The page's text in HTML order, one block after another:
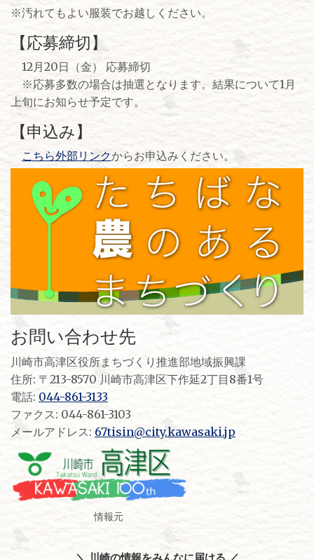
※汚れてもよい服装でお越しください。
【応募締切】
12月20日（金） 応募締切
※応募多数の場合は抽選となります。結果について1月
上旬にお知らせ予定です。
【申込み】
こちら外部リンクからお申込みください。
お問い合わせ先
川崎市高津区役所まちづくり推進部地域振興課
住所: 〒213-8570 川崎市高津区下作延2丁目8番1号
電話: 044-861-3133
ファクス: 044-861-3103
メールアドレス: 67tisin@city.kawasaki.jp
情報元